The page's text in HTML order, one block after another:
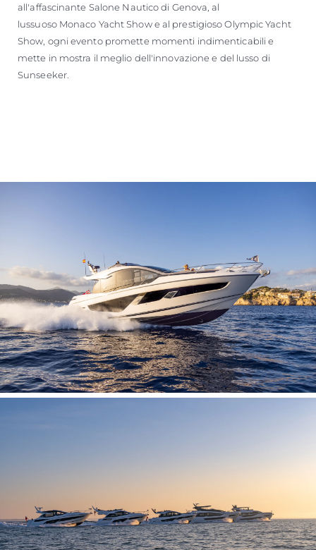
all'affascinante Salone Nautico di Genova, al
lussuoso Monaco Yacht Show e al prestigioso Olympic Yacht
Show, ogni evento promette momenti indimenticabili e
mette in mostra il meglio dell'innovazione e del lusso di
Sunseeker.